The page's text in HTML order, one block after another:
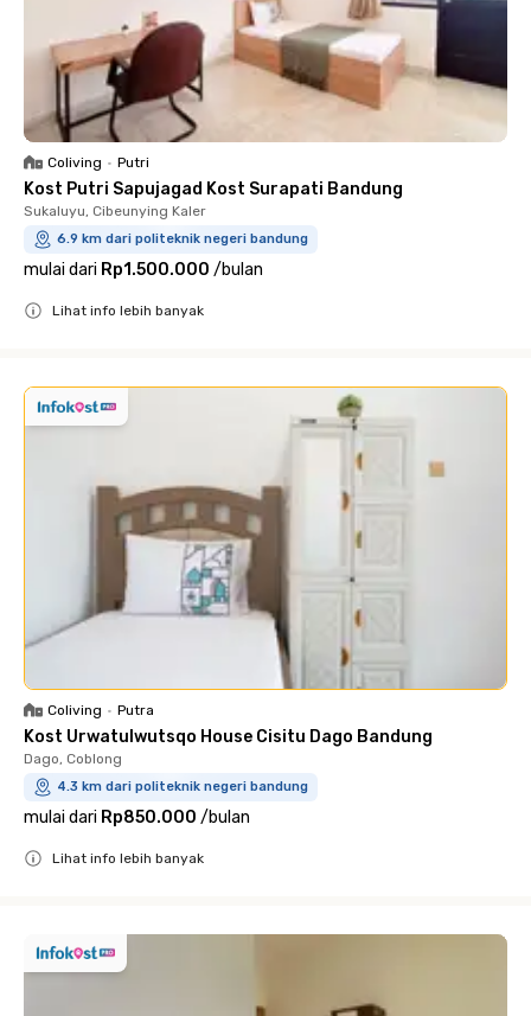
Coliving • Putri
Kost Putri Sapujagad Kost Surapati Bandung
Sukaluyu, Cibeunying Kaler
6.9 km dari politeknik negeri bandung
mulai dari Rp1.500.000 /bulan
Lihat info lebih banyak
Coliving • Putra
Kost Urwatulwutsqo House Cisitu Dago Bandung
Dago, Coblong
4.3 km dari politeknik negeri bandung
mulai dari Rp850.000 /bulan
Lihat info lebih banyak